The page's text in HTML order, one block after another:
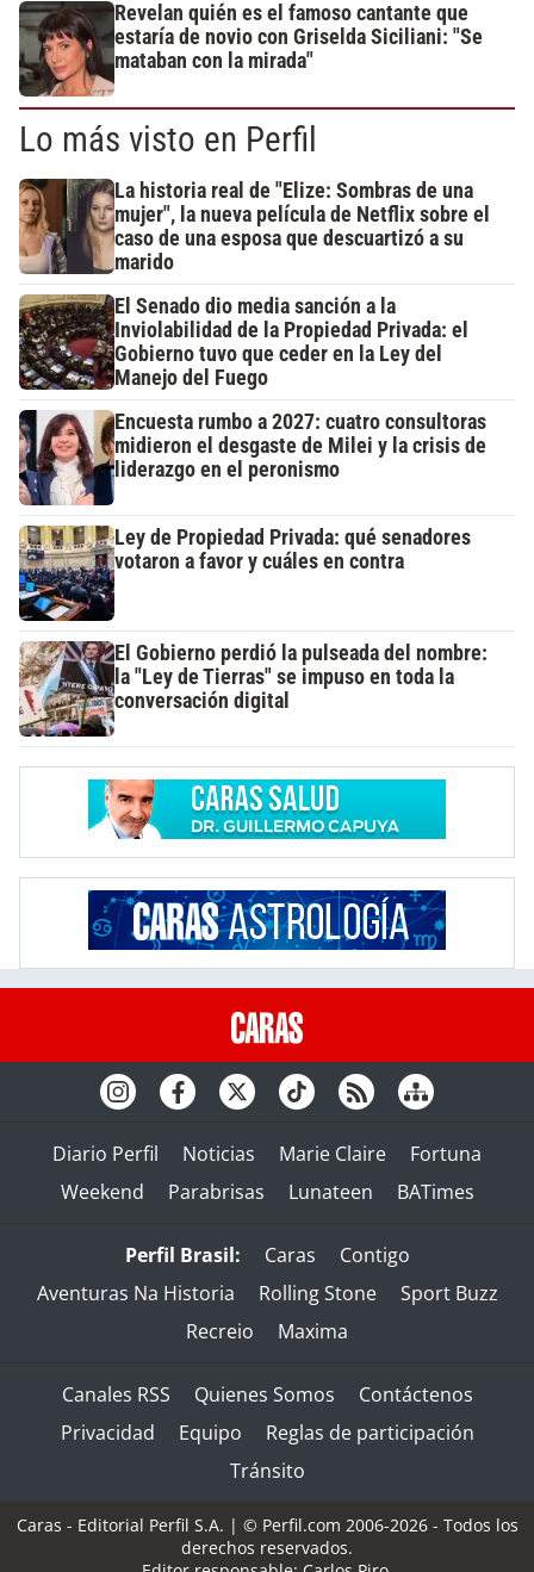
Revelan quién es el famoso cantante que
estaría de novio con Griselda Siciliani: "Se
mataban con la mirada"
Lo más visto en Perfil
La historia real de "Elize: Sombras de una
mujer", la nueva película de Netflix sobre el
caso de una esposa que descuartizó a su
marido
El Senado dio media sanción a la
Inviolabilidad de la Propiedad Privada: el
Gobierno tuvo que ceder en la Ley del
Manejo del Fuego
Encuesta rumbo a 2027: cuatro consultoras
midieron el desgaste de Milei y la crisis de
liderazgo en el peronismo
Ley de Propiedad Privada: qué senadores
votaron a favor y cuáles en contra
El Gobierno perdió la pulseada del nombre:
la "Ley de Tierras" se impuso en toda la
conversación digital
Diario Perfil Noticias Marie Claire
Fortuna
Weekend
Parabrisas Lunateen BATimes
Perfil Brasil: Caras
Contigo
Aventuras Na Historia
Rolling Stone
Sport Buzz
Recreio
Maxima
Canales RSS Quienes Somos
Contáctenos
Privacidad
Equipo
Reglas de participación
Tránsito
Caras - Editorial Perfil S.A. | © Perfil.com 2006-2026 - Todos los
derechos reservados.